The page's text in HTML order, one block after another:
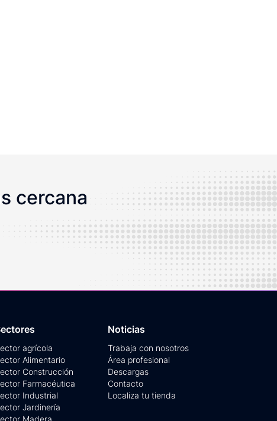
cercana
agrícola
Alimentario
Construcción
Farmacéutica
Industrial
Jardinería
Madera
Noticias
Trabaja con nosotros
Área profesional
Descargas
Contacto
Localiza tu tienda